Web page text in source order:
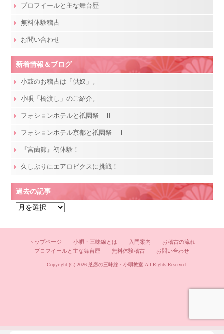
プロフイールと主な舞台歴
無料体験稽古
お問い合わせ
新着情報＆ブログ
小鼓のお稽古は「供奴」。
小唄「橋渡し」のご紹介。
フォションホテルと祇園祭 Ⅱ
フォションホテル京都と祇園祭 Ⅰ
『宮薗節』初体験！
久しぶりにエアロビクスに挑戦！
過去の記事
の
トップページ 小唄・三味線とは 入門案内
お稽古の流れ
プロフイールと主な舞台歴
無料体験稽古 お問い合わせ
Copyright (C) 2026 芝恋の三味線・小唄教室All Rights Reserved.